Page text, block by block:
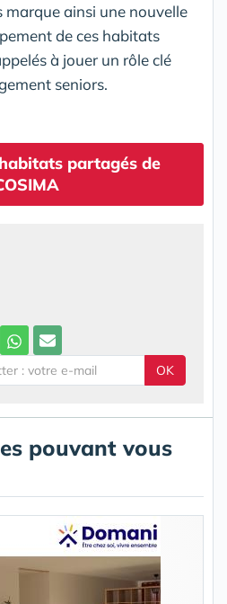
marque ainsi une nouvelle
de ces habitats
à jouer un rôle clé
seniors.
partagés de
OK
pouvant vous